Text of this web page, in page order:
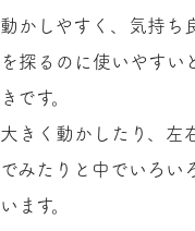
動かしやすく、気持ち
を探るのに使いやすい
きです。
大きく動かしたり、左
でみたりと中でいろい
います。